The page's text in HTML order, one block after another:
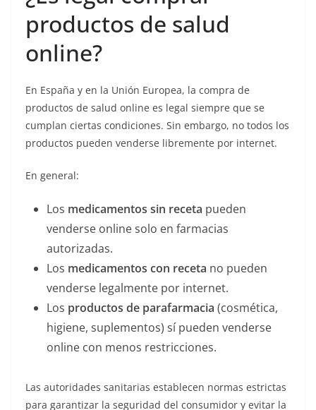
productos de salud
online?
En España y en la Unión Europea, la compra de
productos de salud online es legal siempre que se
cumplan ciertas condiciones. Sin embargo, no todos los
productos pueden venderse libremente por internet.
En general:
Los medicamentos sin receta pueden
venderse online solo en farmacias
autorizadas.
Los medicamentos con receta no pueden
venderse legalmente por internet.
Los productos de parafarmacia (cosmética,
higiene, suplementos) sí pueden venderse
online con menos restricciones.
Las autoridades sanitarias establecen normas estrictas
para garantizar la seguridad del consumidor y evitar la